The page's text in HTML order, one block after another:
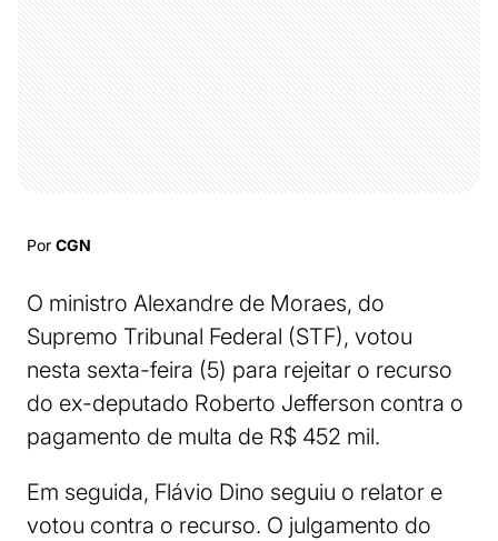
Por CGN
O ministro Alexandre de Moraes, do
Supremo Tribunal Federal (STF), votou
nesta sexta-feira (5) para rejeitar o recurso
do ex-deputado Roberto Jefferson contra o
pagamento de multa de R$ 452 mil.
Em seguida, Flávio Dino seguiu o relator e
votou contra o recurso. O julgamento do